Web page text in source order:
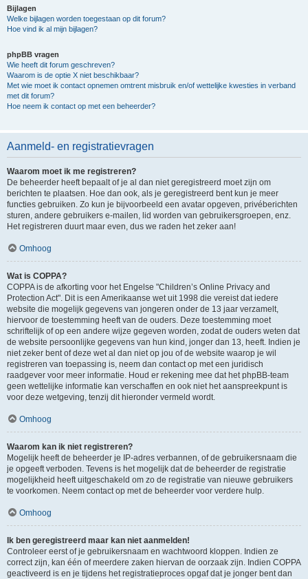
Bijlagen
Welke bijlagen worden toegestaan op dit forum?
Hoe vind ik al mijn bijlagen?
phpBB vragen
Wie heeft dit forum geschreven?
Waarom is de optie X niet beschikbaar?
Met wie moet ik contact opnemen omtrent misbruik en/of wettelijke kwesties in verband
met dit forum?
Hoe neem ik contact op met een beheerder?
Aanmeld- en registratievragen
Waarom moet ik me registreren?
De beheerder heeft bepaalt of je al dan niet geregistreerd moet zijn om
berichten te plaatsen. Hoe dan ook, als je geregistreerd bent kun je meer
functies gebruiken. Zo kun je bijvoorbeeld een avatar opgeven, privéberichten
sturen, andere gebruikers e-mailen, lid worden van gebruikersgroepen, enz.
Het registreren duurt maar even, dus we raden het zeker aan!
Omhoog
Wat is COPPA?
COPPA is de afkorting voor het Engelse "Children’s Online Privacy and
Protection Act". Dit is een Amerikaanse wet uit 1998 die vereist dat iedere
website die mogelijk gegevens van jongeren onder de 13 jaar verzamelt,
hiervoor de toestemming heeft van de ouders. Deze toestemming moet
schriftelijk of op een andere wijze gegeven worden, zodat de ouders weten dat
de website persoonlijke gegevens van hun kind, jonger dan 13, heeft. Indien je
niet zeker bent of deze wet al dan niet op jou of de website waarop je wil
registreren van toepassing is, neem dan contact op met een juridisch
raadgever voor meer informatie. Houd er rekening mee dat het phpBB-team
geen wettelijke informatie kan verschaffen en ook niet het aanspreekpunt is
voor deze wetgeving, tenzij dit hieronder vermeld wordt.
Omhoog
Waarom kan ik niet registreren?
Mogelijk heeft de beheerder je IP-adres verbannen, of de gebruikersnaam die
je opgeeft verboden. Tevens is het mogelijk dat de beheerder de registratie
mogelijkheid heeft uitgeschakeld om zo de registratie van nieuwe gebruikers
te voorkomen. Neem contact op met de beheerder voor verdere hulp.
Omhoog
Ik ben geregistreerd maar kan niet aanmelden!
Controleer eerst of je gebruikersnaam en wachtwoord kloppen. Indien ze
correct zijn, kan één of meerdere zaken hiervan de oorzaak zijn. Indien COPPA
geactiveerd is en je tijdens het registratieproces opgaf dat je jonger bent dan